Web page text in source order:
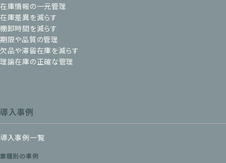
在庫情報の一元管理
在庫差異を減らす
棚卸時間を減らす
期限や品質の管理
欠品や滞留在庫を減らす
理論在庫の正確な管理
導入事例
導入事例一覧
業種別の事例